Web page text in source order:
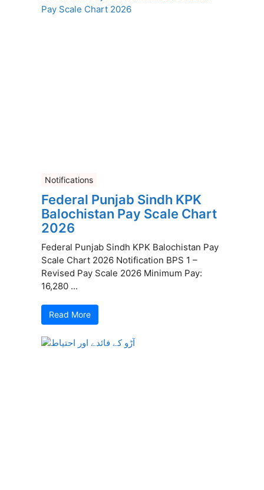
Notifications
Federal Punjab Sindh KPK
Balochistan Pay Scale Chart
2026
Federal Punjab Sindh KPK Balochistan Pay
Scale Chart 2026 Notification BPS 1 –
Revised Pay Scale 2026 Minimum Pay:
16,280 ...
Read More